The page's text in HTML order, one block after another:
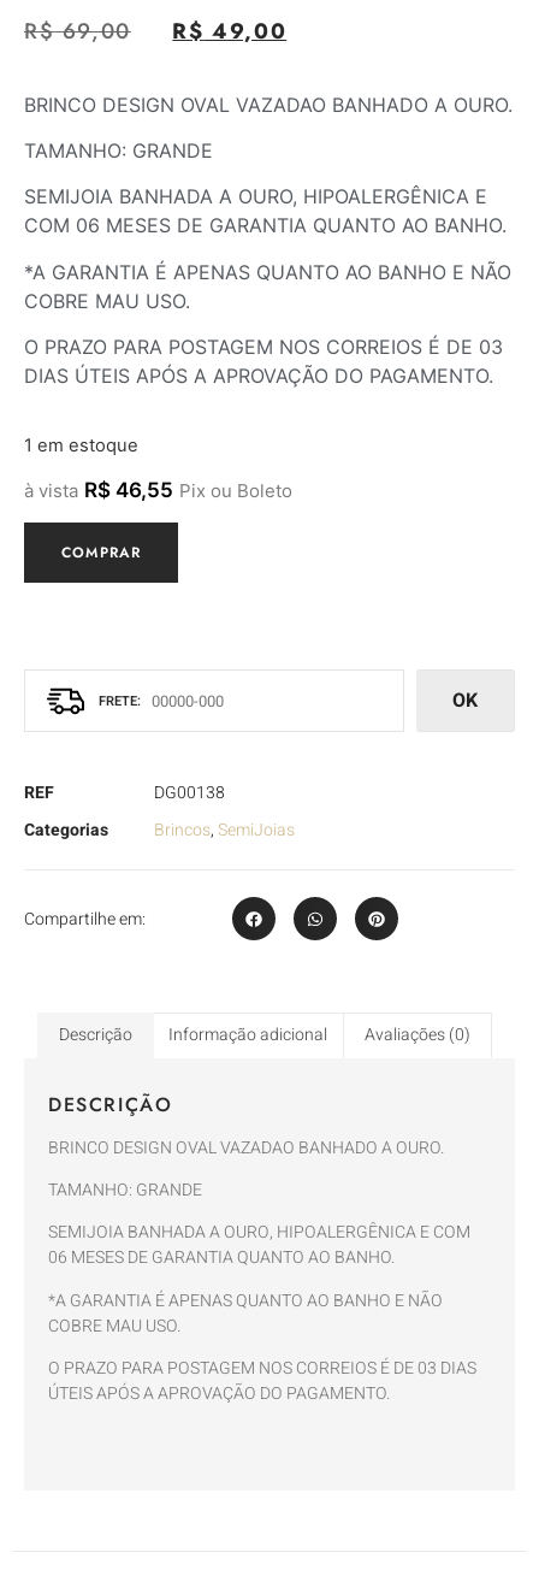
R$69,00 R$ 49,00
BRINCO DESIGN OVAL VAZADAO BANHADO A OURO.
TAMANHO: GRANDE
SEMIJOIA BANHADA A OURO, HIPOALERGÊNICA E
COM 06 MESES DE GARANTIA QUANTO AO BANHO.
*A GARANTIA É APENAS QUANTO AO BANHO E NÃO
COBRE MAU USO.
O PRAZO PARA POSTAGEM NOS CORREIOS É DE 03
DIAS ÚTEIS APÓS A APROVAÇÃO DO PAGAMENTO.
1 em estoque
à vista R$ 46,55 Pix ou Boleto
COMPRAR
OK
REF
DG00138
Categorias
Brincos,SemiJoias
Compartilhe em:
Descrição Informação adicional Avaliações (0)
DESCRIÇÃO
BRINCO DESIGN OVAL VAZADAO BANHADO A OURO.
TAMANHO: GRANDE
SEMIJOIA BANHADA A OURO, HIPOALERGÊNICA E COM
06 MESES DE GARANTIA QUANTO AO BANHO.
*A GARANTIA É APENAS QUANTO AO BANHO E NÃO
COBRE MAU USO.
O PRAZO PARA POSTAGEM NOS CORREIOS É DE 03 DIAS
ÚTEIS APÓS A APROVAÇÃO DO PAGAMENTO.